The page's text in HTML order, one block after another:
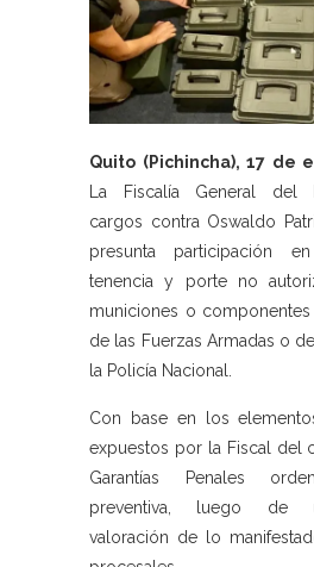
Quito (Pichincha), 17 de
La Fiscalía General del
cargos contra Oswaldo
presunta participación
tenencia y porte no
municiones o
de las Fuerzas Armadas o
la Policía Nacional.
Con base en los
expuestos por la Fiscal del
Garantías Penales
preventiva, luego de
valoración de lo